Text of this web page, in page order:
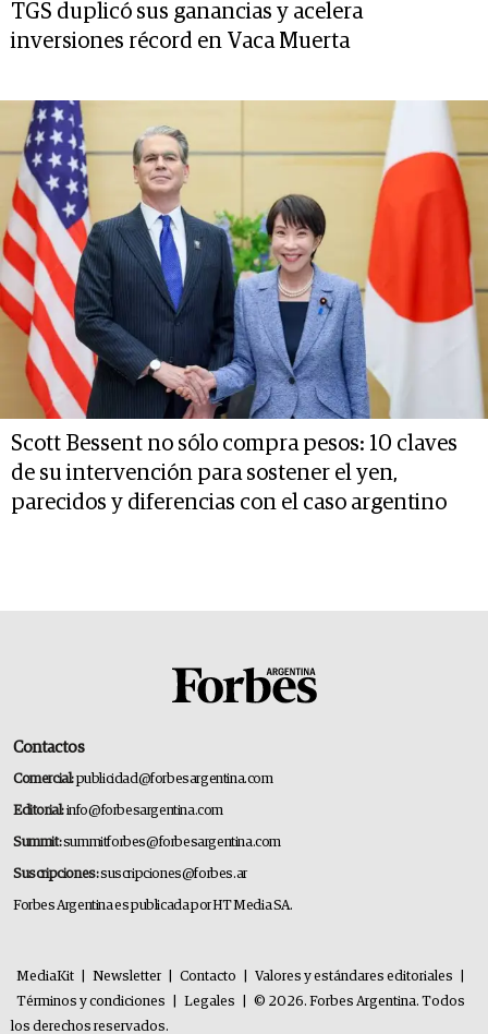
TGS duplicó sus ganancias y acelera
inversiones récord en Vaca Muerta
Scott Bessent no sólo compra pesos: 10 claves
de su intervención para sostener el yen,
parecidos y diferencias con el caso argentino
Contactos
Comercial:publicidad@forbesargentina.com
Editorial:info@forbesargentina.com
Summit:summitforbes@forbesargentina.com
Suscripciones:suscripciones@forbes.ar
Forbes Argentina es publicada por HT Media SA.
MediaKit Newsletter Contacto Valores y estándares editoriales
Términos y condiciones
Legales
© 2026. Forbes Argentina. Todos
los derechos reservados.